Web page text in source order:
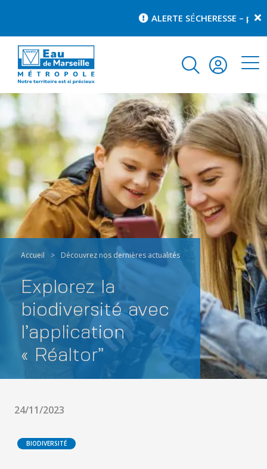
ALERTE SÉCHERESSE –
Accueil > Découvrez nos dernières actualités
Explorez la
biodiversité avec
l’application
« Réaltor”
24/11/2023
BIODIVERSITÉ